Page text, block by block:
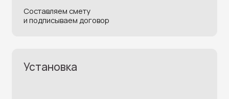
Нужна помощь в выборе?
консультацию и мы подберем
оборудование для вашей задачи